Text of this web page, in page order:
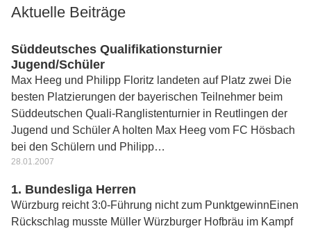
Aktuelle Beiträge
Süddeutsches Qualifikationsturnier
Jugend/Schüler
Max Heeg und Philipp Floritz landeten auf Platz zwei Die
besten Platzierungen der bayerischen Teilnehmer beim
Süddeutschen Quali-Ranglistenturnier in Reutlingen der
Jugend und Schüler A holten Max Heeg vom FC Hösbach
bei den Schülern und Philipp…
28.01.2007
1. Bundesliga Herren
Würzburg reicht 3:0-Führung nicht zum PunktgewinnEinen
Rückschlag musste Müller Würzburger Hofbräu im Kampf